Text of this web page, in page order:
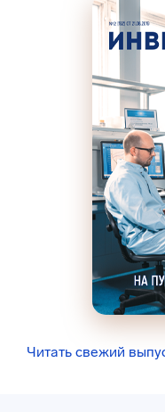
Читать свежий